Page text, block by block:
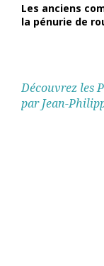
Les anciens
la pénurie de
Découvrez les
par Jean-